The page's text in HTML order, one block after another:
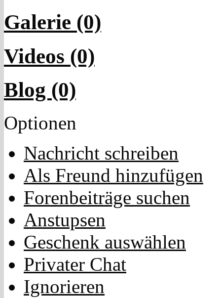
Galerie (0)
Videos (0)
Blog (0)
Optionen
Nachricht schreiben
Als Freund hinzufügen
Forenbeiträge suchen
Anstupsen
Geschenk auswählen
Privater Chat
Ignorieren